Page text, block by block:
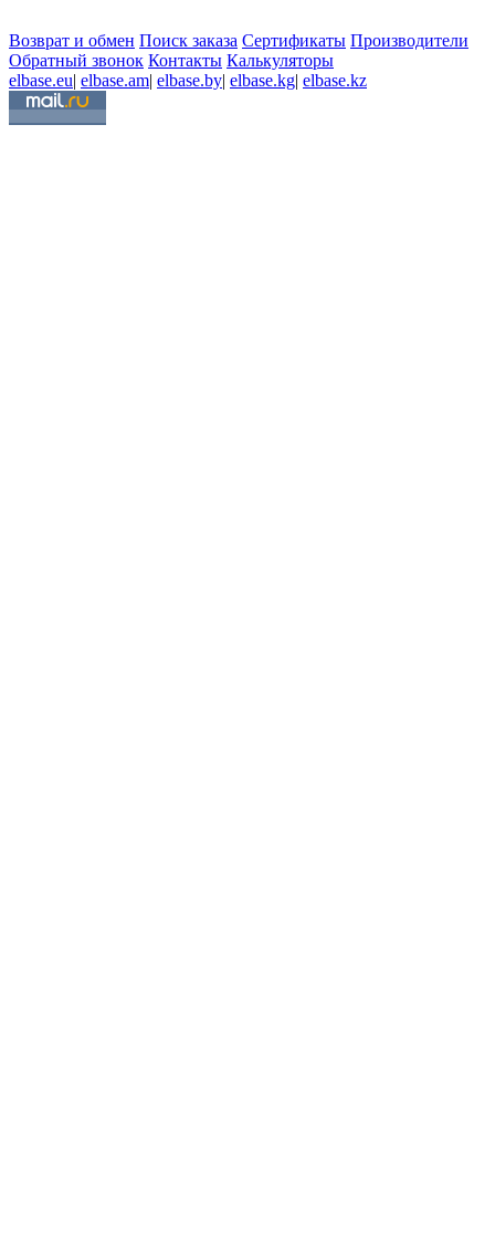
Возврат и обмен Поиск заказа Сертификаты Производители
Обратный звонок Контакты Калькуляторы
elbase.eu| elbase.am| elbase.by| elbase.kg| elbase.kz